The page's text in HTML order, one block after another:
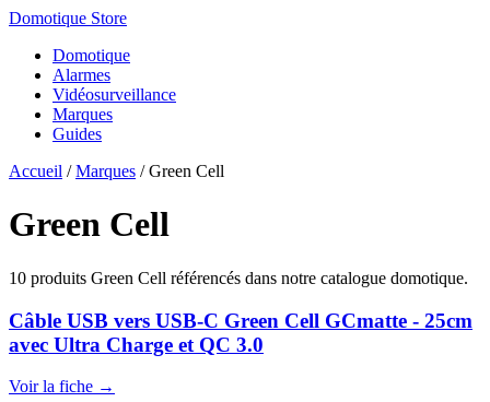
Domotique Store
Domotique
Alarmes
Vidéosurveillance
Marques
Guides
Accueil /Marques /Green Cell
Green Cell
10 produits Green Cell référencés dans notre catalogue domotique.
Câble USB vers USB-C Green Cell GCmatte - 25cm
avec Ultra Charge et QC 3.0
Voir la fiche →